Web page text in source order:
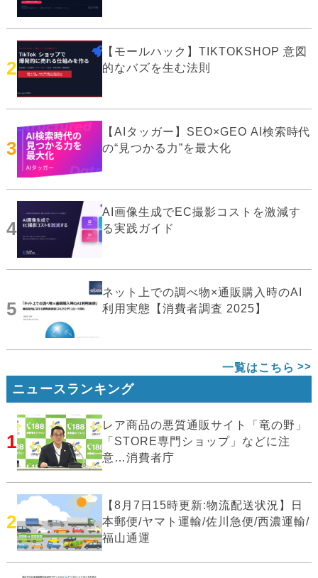
2
【モールハック】TIKTOKSHOP 意図
的なバズを生む法則
3
【AIタッガー】SEO×GEO AI検索時代
の“見つかる力”を最大化
4
AI画像生成でEC撮影コストを激減す
る実践ガイド
5
ネット上での調べ物×通販購入時のAI
利用実態【消費者調査 2025】
一覧はこちら
ニュースランキング
1
レア商品の悪質通販サイト「竜の野」
「STORE専門ショップ」などに注
意…消費者庁
2
【8月7日15時更新:物流配送状況】日
本郵便/ヤマト運輸/佐川急便/西濃運輸/
福山通運